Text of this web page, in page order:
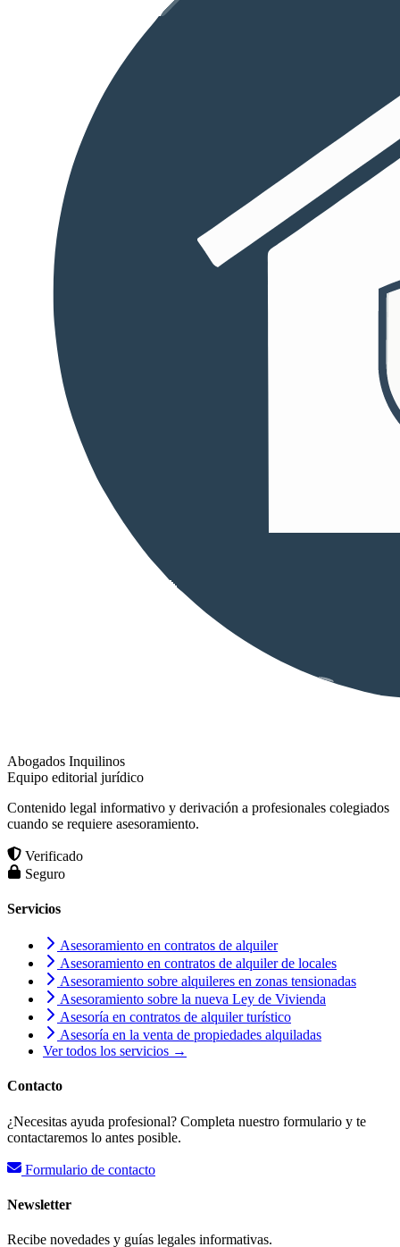
Abogados Inquilinos
Equipo editorial jurídico
Contenido legal informativo y derivación a profesionales colegiados
cuando se requiere asesoramiento.
Verificado
Seguro
Servicios
Asesoramiento en contratos de alquiler
Asesoramiento en contratos de alquiler de locales
Asesoramiento sobre alquileres en zonas tensionadas
Asesoramiento sobre la nueva Ley de Vivienda
Asesoría en contratos de alquiler turístico
Asesoría en la venta de propiedades alquiladas
Ver todos los servicios →
Contacto
¿Necesitas ayuda profesional? Completa nuestro formulario y te
contactaremos lo antes posible.
Formulario de contacto
Newsletter
Recibe novedades y guías legales informativas.